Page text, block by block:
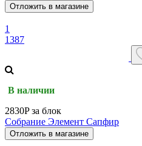
Отложить в магазине
1
1387
В наличии
2830P за блок
Собрание Элемент Сапфир
Отложить в магазине